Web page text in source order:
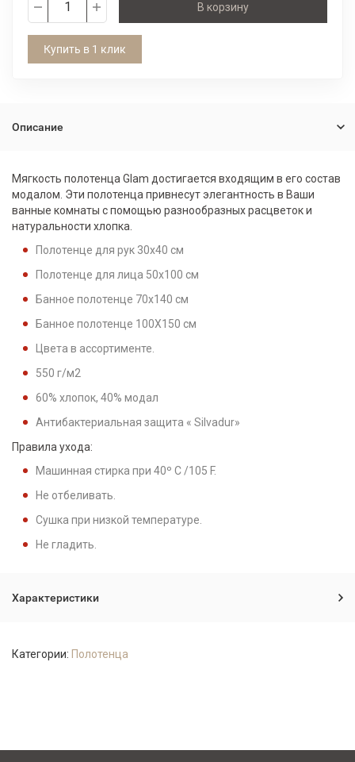
В корзину
Купить в 1 клик
Описание
Мягкость полотенца Glam достигается входящим в его состав
модалом. Эти полотенца привнесут элегантность в Ваши
ванные комнаты с помощью разнообразных расцветок и
натуральности хлопка.
Полотенце для рук 30x40 см
Полотенце для лица 50x100 см
Банное полотенце 70x140 см
Банное полотенце 100X150 см
Цвета в ассортименте.
550 г/м2
60% хлопок, 40% модал
Антибактериальная защита « Silvadur»
Правила ухода:
Машинная стирка при 40º C /105 F.
Не отбеливать.
Сушка при низкой температуре.
Не гладить.
Характеристики
Категории: Полотенца